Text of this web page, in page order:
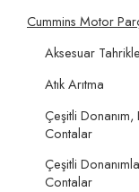
Cummins Motor
Aksesuar
Atık Arıtma
Çeşitli
Contalar
Çeşitli
Contalar